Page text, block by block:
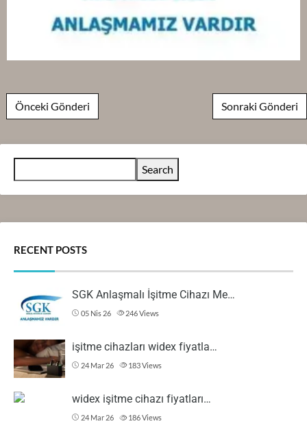
Post navigation
Önceki Gönderi Sonraki Gönderi
Search
RECENT POSTS
SGK Anlaşmalı İşitme Cihazı Me…
05 Nis 26 246Views
işitme cihazları widex fiyatla…
24 Mar 26 183Views
widex işitme cihazı fiyatları…
24 Mar 26 186Views